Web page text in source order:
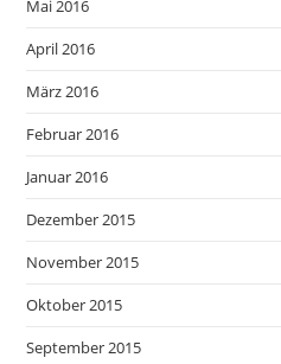
Mai 2016
April 2016
März 2016
Februar 2016
Januar 2016
Dezember 2015
November 2015
Oktober 2015
September 2015